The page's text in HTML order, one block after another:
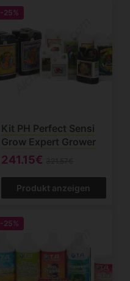
-25%
Kit PH Perfect Sensi
Grow Expert Grower
241.15€
Produkt anzeigen
-25%